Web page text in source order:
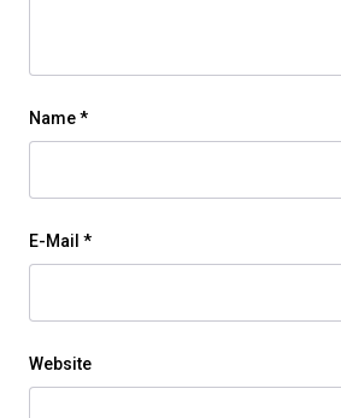
Name*
E-Mail *
Website